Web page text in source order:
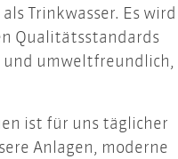
Trinkwasser. Es wird
Qualitätsstandards
und umweltfreundlich,
ist für uns täglicher
Anlagen, moderne